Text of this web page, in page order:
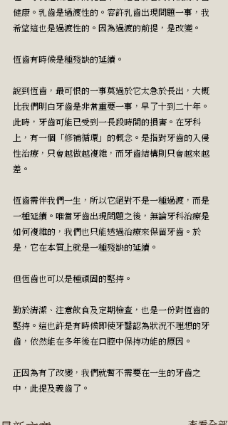
健康。乳齒是過渡性的。容許乳齒出現問題一事，我
希望這也是過渡性的。因為過渡的前提，是改變。
恆齒有時候是種殘缺的延續。
說到恆齒，最可恨的一事莫過於它太急於長出，大概
比我們明白牙齒是非常重要一事，早了十到二十年。
此時，牙齒可能已受到一長段時間的損害。在牙科
上，有一個「修補循環」的概念。是指對牙齒的入侵
性治療，只會越做越複雜，而牙齒結構則只會越來越
差。
恆齒需伴我們一生，所以它絕對不是一種過渡，而是
一種延續。唯當牙齒出現問題之後，無論牙科治療是
如何複雜的，我們也只能透過治療來保留牙齒。於
是，它在本質上就是一種殘缺的延續。
但恆齒也可以是種頑固的堅持。
勤於清潔、注意飲食及定期檢查，也是一份對恆齒的
堅持。這也許是有時候即使牙醫認為狀況不理想的牙
齒，依然能在多年後在口腔中保持功能的原因。
正因為有了改變，我們就暫不需要在一生的牙齒之
中，此提及義齒了。